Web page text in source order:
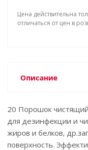
Цена действительна
отличаться от цен в
Описание
20 Порошок
для дезинфекции и
жиров и белков,
поверхность.